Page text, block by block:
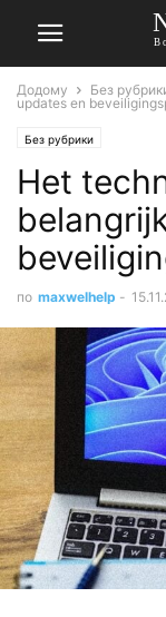
Додому Без
updates en
Без рубрики
Het
по maxwelhelp -